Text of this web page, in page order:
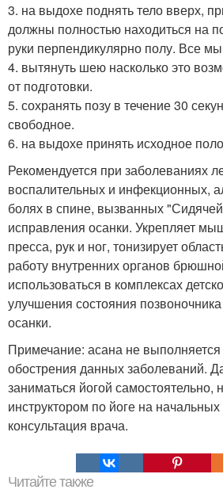
3. на выдохе поднять тело вверх,
должны полностью находиться на
руки перпендикулярно полу. Все
4. вытянуть шею насколько это
от подготовки.
5. сохранять позу в течение 30
свободное.
6. на выдохе принять исходное
Рекомендуется при заболеваниях
воспалительных и инфекционных,
болях в спине, вызванных
исправления осанки. Укрепляет
пресса, рук и ног, тонизирует
работу внутренних органов
использоваться в комплексах
улучшения состояния
осанки.
Примечание: асана не
обострения данных заболеваний.
заниматься йогой самостоятельно,
инструктором по йоге на
консультация врача.
Читайте также